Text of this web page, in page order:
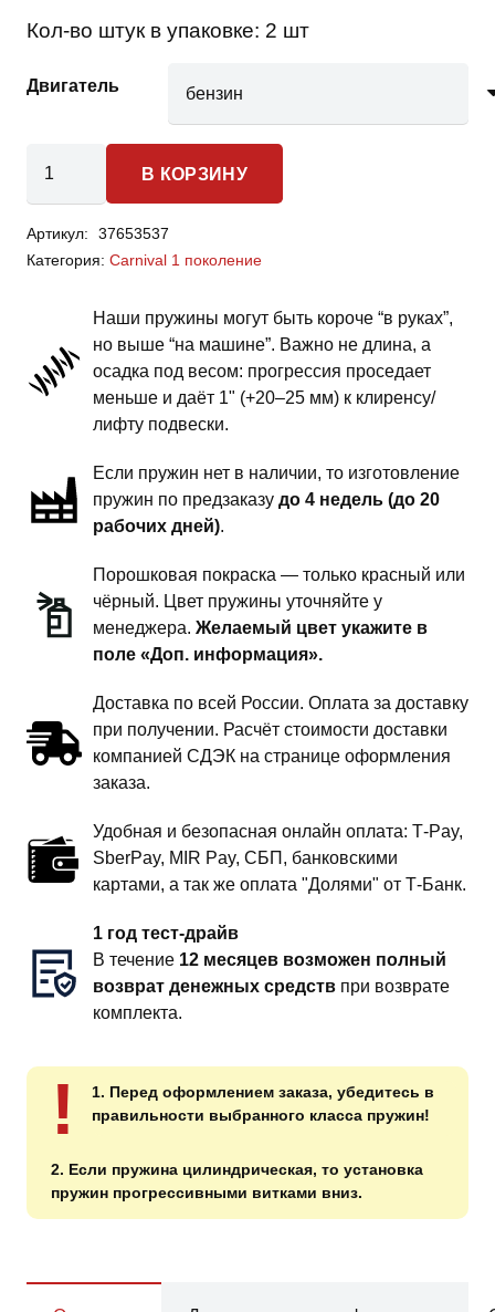
Кол-во штук в упаковке: 2 шт
Двигатель
товара
Carnival
1
пружины
передней
дюйм
комфорт
В КОРЗИНУ
Артикул:
37653537
Категория: Carnival 1 поколение
Наши пружины могут быть короче “в руках”,
но выше “на машине”. Важно не длина, а
осадка под весом: прогрессия проседает
меньше и даёт 1" (+20–25 мм) к клиренсу/
лифту подвески.
Если пружин нет в наличии, то изготовление
пружин по предзаказу до 4 недель (до 20
рабочих дней).
Порошковая покраска — только красный или
чёрный. Цвет пружины уточняйте у
менеджера. Желаемый цвет укажите в
поле «Доп. информация».
Доставка по всей России. Оплата за доставку
при получении. Расчёт стоимости доставки
компанией СДЭК на странице оформления
заказа.
Удобная и безопасная онлайн оплата: T‑Pay,
SberPay, MIR Pay, СБП, банковскими
картами, а так же оплата "Долями" от Т-Банк.
1 год тест-драйв
В течение 12 месяцев возможен полный
возврат денежных средств при возврате
комплекта.
!
1. Перед оформлением заказа, убедитесь в
правильности выбранного класса пружин!
2. Если пружина цилиндрическая, то установка
пружин прогрессивными витками вниз.